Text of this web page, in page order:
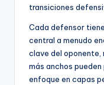
transiciones
Cada defensor
central a menudo
clave del oponente,
más anchos
enfoque en capas